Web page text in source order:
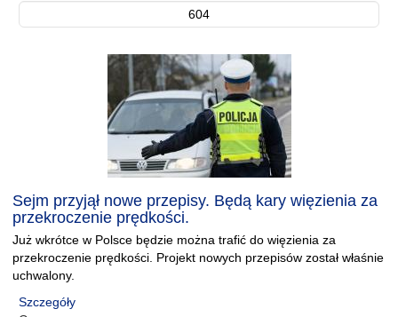
604
Sejm przyjął nowe przepisy. Będą kary więzienia za
przekroczenie prędkości.
Już wkrótce w Polsce będzie można trafić do więzienia za
przekroczenie prędkości. Projekt nowych przepisów został właśnie
uchwalony.
Szczegóły